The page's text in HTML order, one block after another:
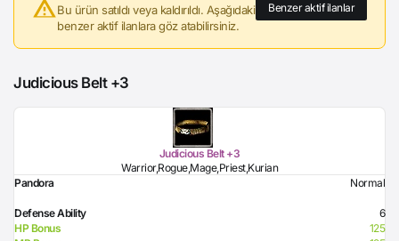
Bu ürün satıldı veya kaldırıldı. Aşağıdaki
benzer aktif ilanlara göz atabilirsiniz.
Benzer aktif ilanlar
Judicious Belt +3
Judicious Belt +3
Warrior,Rogue,Mage,Priest,Kurian
Pandora
Normal
Defense Ability
6
HP Bonus
125